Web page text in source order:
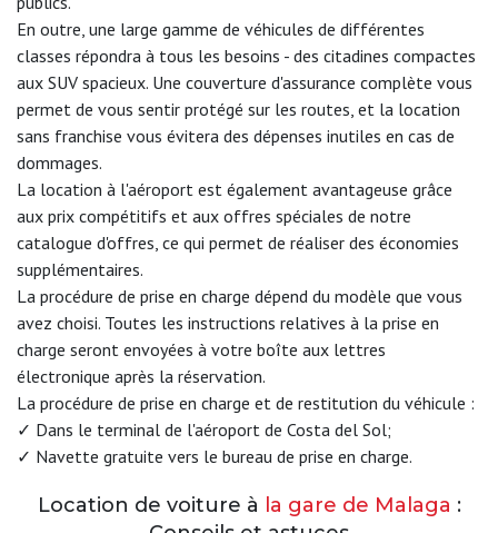
En outre, une large gamme de véhicules de différentes
classes répondra à tous les besoins - des citadines compactes
aux SUV spacieux. Une couverture d'assurance complète vous
permet de vous sentir protégé sur les routes, et la location
sans franchise vous évitera des dépenses inutiles en cas de
dommages.
La location à l'aéroport est également avantageuse grâce
aux prix compétitifs et aux offres spéciales de notre
catalogue d'offres, ce qui permet de réaliser des économies
supplémentaires.
La procédure de prise en charge dépend du modèle que vous
avez choisi. Toutes les instructions relatives à la prise en
charge seront envoyées à votre boîte aux lettres
électronique après la réservation.
La procédure de prise en charge et de restitution du véhicule :
✓ Dans le terminal de l'aéroport de Costa del Sol;
✓ Navette gratuite vers le bureau de prise en charge.
Location de voiture à la gare de Malaga :